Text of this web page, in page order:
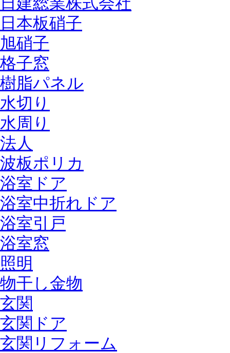
日本板硝子
旭硝子
格子窓
樹脂パネル
水切り
水周り
法人
波板ポリカ
浴室ドア
浴室中折れドア
浴室引戸
浴室窓
照明
物干し金物
玄関
玄関ドア
玄関リフォーム